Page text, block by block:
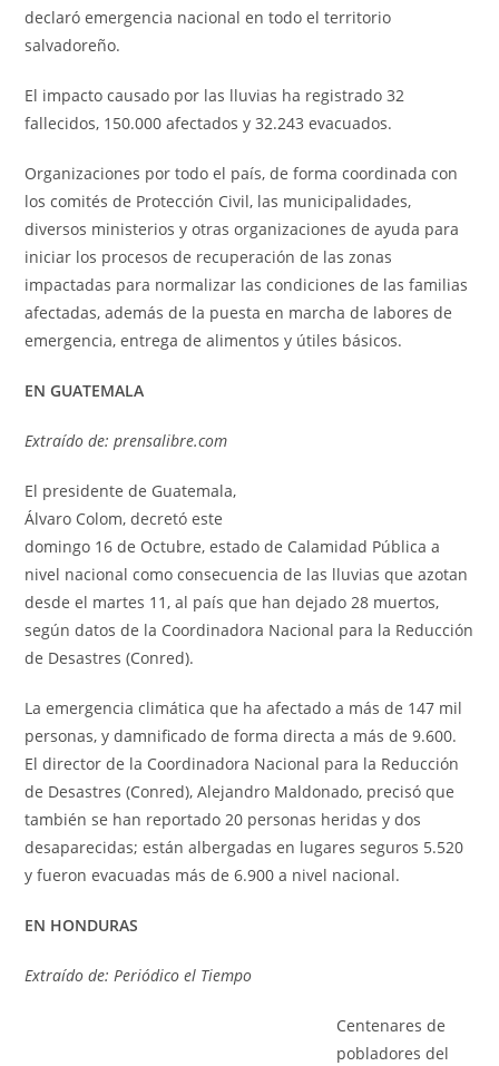
declaró emergencia nacional en todo el territorio
salvadoreño.
El impacto causado por las lluvias ha registrado 32
fallecidos, 150.000 afectados y 32.243 evacuados.
Organizaciones por todo el país, de forma coordinada con
los comités de Protección Civil, las municipalidades,
diversos ministerios y otras organizaciones de ayuda para
iniciar los procesos de recuperación de las zonas
impactadas para normalizar las condiciones de las familias
afectadas, además de la puesta en marcha de labores de
emergencia, entrega de alimentos y útiles básicos.
EN GUATEMALA
Extraído de: prensalibre.com
El presidente de Guatemala,
Álvaro Colom, decretó este
domingo 16 de Octubre, estado de Calamidad Pública a
nivel nacional como consecuencia de las lluvias que azotan
desde el martes 11, al país que han dejado 28 muertos,
según datos de la Coordinadora Nacional para la Reducción
de Desastres (Conred).
La emergencia climática que ha afectado a más de 147 mil
personas, y damnificado de forma directa a más de 9.600.
El director de la Coordinadora Nacional para la Reducción
de Desastres (Conred), Alejandro Maldonado, precisó que
también se han reportado 20 personas heridas y dos
desaparecidas; están albergadas en lugares seguros 5.520
y fueron evacuadas más de 6.900 a nivel nacional.
EN HONDURAS
Extraído de: Periódico el Tiempo
Centenares de
pobladores del